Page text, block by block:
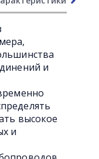
и
высокое
и